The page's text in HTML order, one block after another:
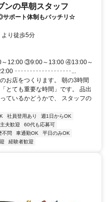
ンの早朝スタッフ
サポート体制もバッチリ☆
り徒歩5分
12:00 ③9:00～13:00 ④13:00～
･･･････････････････...
お店をつくります。 朝の3時間
とても重要な時間」です。 品出
ているかどうかで、 スタッフの
社員登用あり
週1日からOK
夫歓迎
60代も応募可
不問 車通勤OK
平日のみOK
経験者歓迎